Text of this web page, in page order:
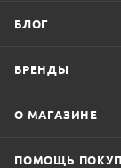
БЛОГ
БРЕНДЫ
О МАГАЗИНЕ
ПОМОЩЬ